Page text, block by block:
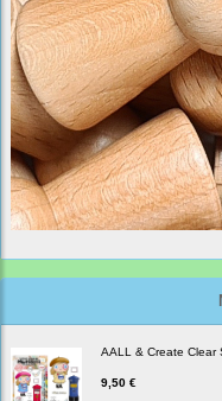
AALL & Create Clear
9,50 €